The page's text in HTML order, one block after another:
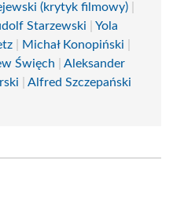
(krytyk filmowy)
Starzewski
Yola
Michał Konopiński
Święch
Aleksander
Alfred Szczepański